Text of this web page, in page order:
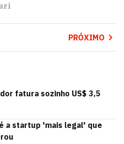
PRÓXIMO
fatura sozinho US$ 3,5
a startup 'mais legal' que